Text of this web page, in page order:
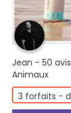
Jean - 50 avis
Animaux
3 forfaits -